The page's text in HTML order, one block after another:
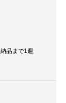
品まで1週